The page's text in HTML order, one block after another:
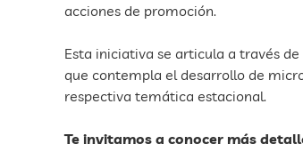
acciones de promoción.
Esta iniciativa se articula a través
que contempla el desarrollo de
respectiva temática estacional.
Te invitamos a conocer más